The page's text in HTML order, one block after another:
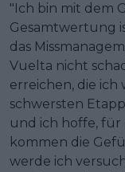
"Ich bin mit dem
Gesamtwertung
das
Vuelta nicht
erreichen, die ich
schwersten
und ich hoffe, für
kommen die
werde ich